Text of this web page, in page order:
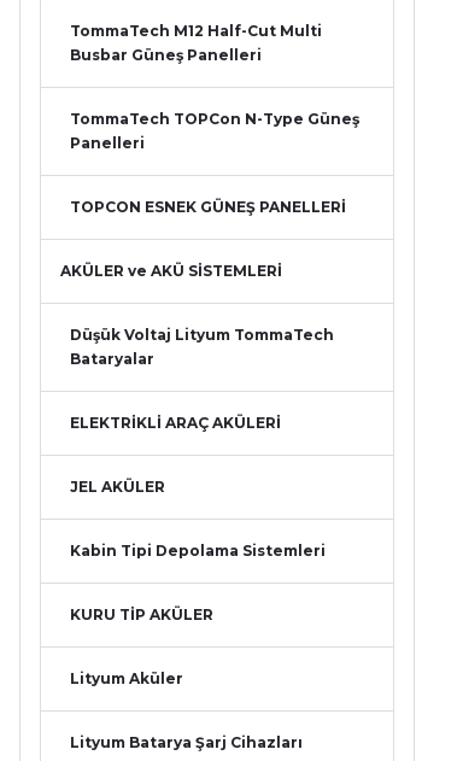
TommaTech M12 Half-Cut Multi
Busbar Güneş Panelleri
TommaTech TOPCon N-Type Güneş
Panelleri
TOPCON ESNEK GÜNEŞ PANELLERİ
AKÜLER ve AKÜ SİSTEMLERİ
Düşük Voltaj Lityum TommaTech
Bataryalar
ELEKTRİKLİ ARAÇ AKÜLERİ
JEL AKÜLER
Kabin Tipi Depolama Sistemleri
KURU TİP AKÜLER
Lityum Aküler
Lityum Batarya Şarj Cihazları